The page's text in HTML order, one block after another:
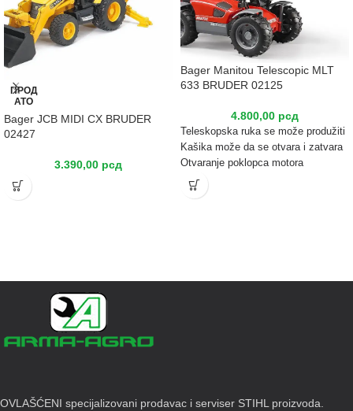
ПРОД
АТО
Bager JCB MIDI CX BRUDER
02427
3.390,00 рсд
Bager Manitou Telescopic MLT
633 BRUDER 02125
4.800,00 рсд
Teleskopska ruka se može produžiti
Kašika može da se otvara i zatvara
Otvaranje poklopca motora
OVLAŠĆENI specijalizovani prodavac i serviser STIHL proizvoda.